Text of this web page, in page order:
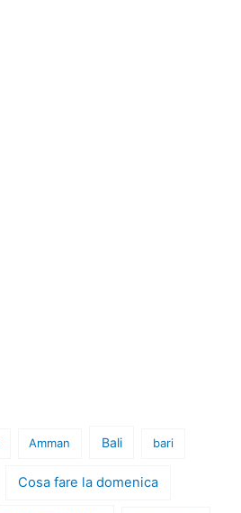
Amman Bali bari
Cosa fare la domenica